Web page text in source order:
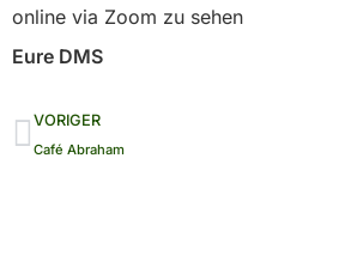
online via Zoom zu sehen
Eure DMS
Zurück
VORIGER
Café Abraham